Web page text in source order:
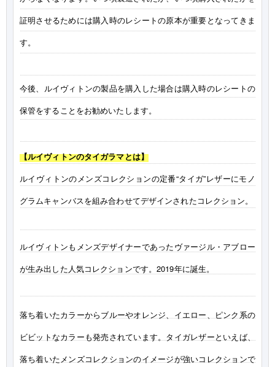
証明させるためには購入時のレシートの原本が重要となってきま
す。
今後、ルイヴィトンの製品を購入した場合は購入時のレシートの
保管をすることをお勧めいたします。
【ルイヴィトンのタイガラマとは】
ルイヴィトンのメンズコレクションの定番“タイガ”レザーにモノ
グラムキャンバスを組み合わせてデザインされたコレクション。
ルイヴィトンもメンズデザイナーであったヴァージル・アブロー
が生み出した人気コレクションです。2019年に誕生。
落ち着いたカラーからブルーやオレンジ、イエロー、ピンク系の
ビビットなカラーも発売されています。タイガレザーといえば、
落ち着いたメンズコレクションのイメージが強いコレクションで